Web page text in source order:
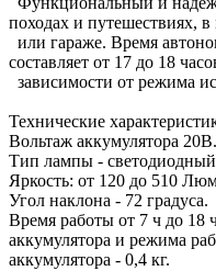
походах и путешествиях, в
или гараже. Время
составляет от 17 до 18
зависимости от режима
Технические
Вольтаж
Тип лампы -
Яркость: от 120
Угол наклона -
Время работы от 7 ч до 18
аккумулятора и
аккумулятора - 0,4